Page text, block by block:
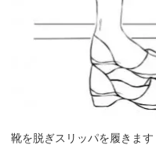
靴を脱ぎスリッパを履きます